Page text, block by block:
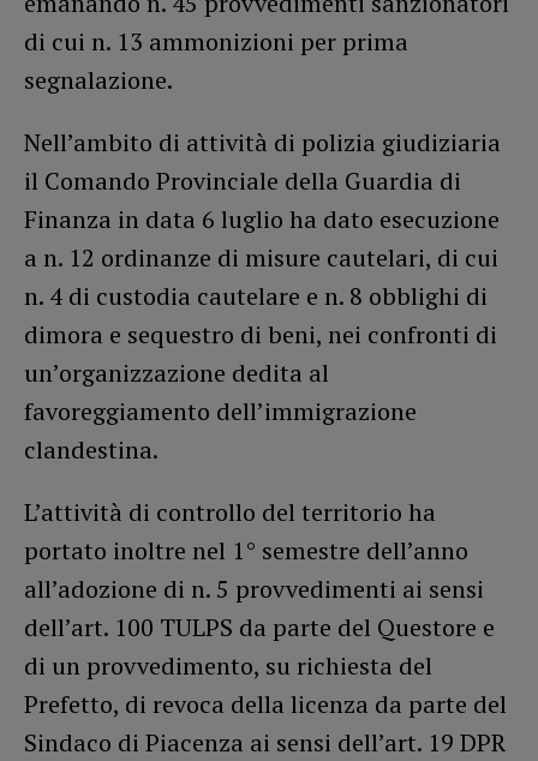
di cui n. 13 ammonizioni per prima
segnalazione.
Nell’ambito di attività di polizia giudiziaria
il Comando Provinciale della Guardia di
Finanza in data 6 luglio ha dato esecuzione
a n. 12 ordinanze di misure cautelari, di cui
n. 4 di custodia cautelare e n. 8 obblighi di
dimora e sequestro di beni, nei confronti di
un’organizzazione dedita al
favoreggiamento dell’immigrazione
clandestina.
L’attività di controllo del territorio ha
portato inoltre nel 1° semestre dell’anno
all’adozione di n. 5 provvedimenti ai sensi
dell’art. 100 TULPS da parte del Questore e
di un provvedimento, su richiesta del
Prefetto, di revoca della licenza da parte del
Sindaco di Piacenza ai sensi dell’art. 19 DPR